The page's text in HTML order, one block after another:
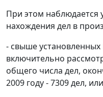
При этом наблюдается
нахождения дел в
- свыше установленных
включительно
общего числа дел,
2009 году - 7309 дел,